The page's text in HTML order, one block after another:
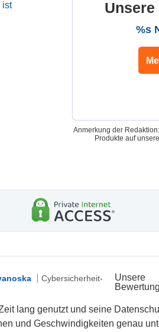
ist
%s
Anmerkung der
Produkte auf
Cybersicherheit-
Unsere
Bewertung
lang genutzt und seine
und Geschwindigkeiten genau